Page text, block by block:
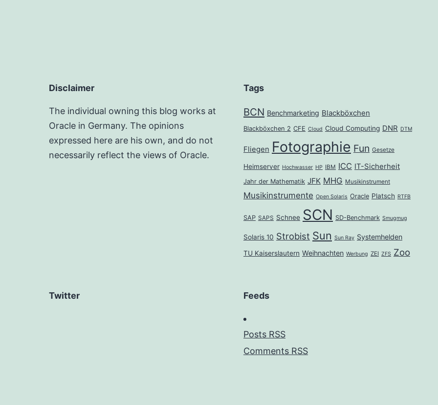
Disclaimer
The individual owning this blog works at
Oracle in Germany. The opinions
expressed here are his own, and do not
necessarily reflect the views of Oracle.
Tags
BCN Benchmarketing Blackböxchen
Blackböxchen 2 CFE Cloud Cloud Computing DNR DTM
Fliegen Fotographie Fun Gesetze
Heimserver Hochwasser HP IBM ICC IT-Sicherheit
Jahr der Mathematik JFK MHG Musikinstrument
Musikinstrumente Open Solaris Oracle Platsch RTFB
SAP SAPS Schnee SCN SD-Benchmark Smugmug
Solaris 10 Strobist Sun Sun Ray Systemhelden
TU Kaiserslautern Weihnachten Werbung ZEI ZFS Zoo
Twitter Feeds
Posts RSS
Comments RSS